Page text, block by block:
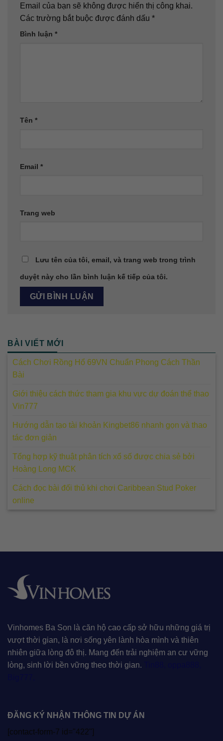
Email của bạn sẽ không được hiển thị công khai.
Các trường bắt buộc được đánh dấu *
Bình luận *
Tên *
Email *
Trang web
Lưu tên của tôi, email, và trang web trong trình
duyệt này cho lần bình luận kế tiếp của tôi.
BÀI VIẾT MỚI
Cách Chơi Rồng Hổ 69VN Chuẩn Phong Cách Thần
Bài
Giới thiệu cách thức tham gia khu vực dự đoán thể thao
Vin777
Hướng dẫn tạo tài khoản Kingbet86 nhanh gọn và thao
tác đơn giản
Tổng hợp kỹ thuật phân tích xổ số được chia sẻ bởi
Hoàng Long MCK
Cách đọc bài đối thủ khi chơi Caribbean Stud Poker
online
Vinhomes Ba Son là căn hộ cao cấp sở hữu những giá trị
vượt thời gian, là nơi sống yên lành hòa mình và thiên
nhiên giữa lòng đô thị. Mang đến trải nghiệm an cư vững
lòng, sinh lời bền vững theo thời gian.
ĐĂNG KÝ NHẬN THÔNG TIN DỰ ÁN
[contact-form-7 id="422"]